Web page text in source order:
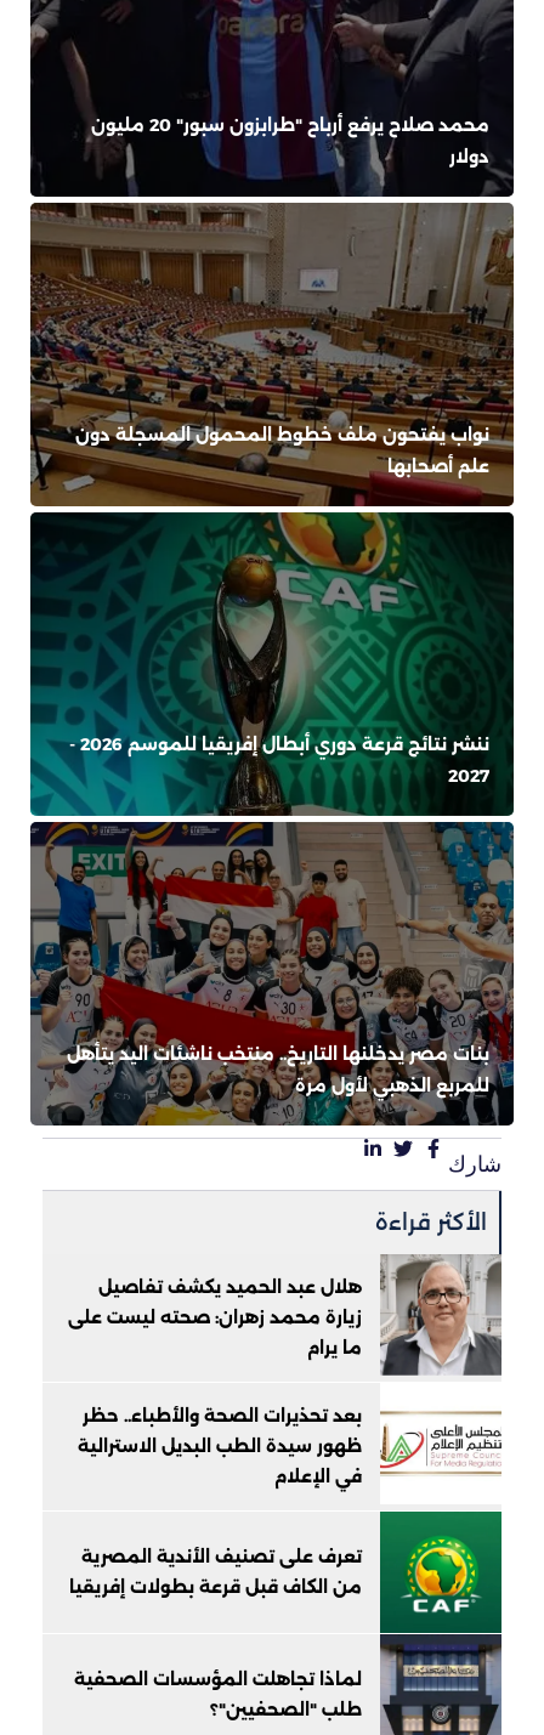
محمد صلاح يرفع أرباح "طرابزون سبور" 20 مليون
دولار
نواب يفتحون ملف خطوط المحمول المسجلة دون
علم أصحابها
ننشر نتائج قرعة دوري أبطال إفريقيا للموسم 2026 -
2027
بنات مصر يدخلنها التاريخ.. منتخب ناشئات اليد يتأهل
للمربع الذهبي لأول مرة
شارك
الأكثر قراءة
هلال عبد الحميد يكشف تفاصيل
زيارة محمد زهران: صحته ليست على
ما يرام
بعد تحذيرات الصحة والأطباء.. حظر
ظهور سيدة الطب البديل الاسترالية
في الإعلام
تعرف على تصنيف الأندية المصرية
من الكاف قبل قرعة بطولات إفريقيا
لماذا تجاهلت المؤسسات الصحفية
طلب "الصحفيين"؟